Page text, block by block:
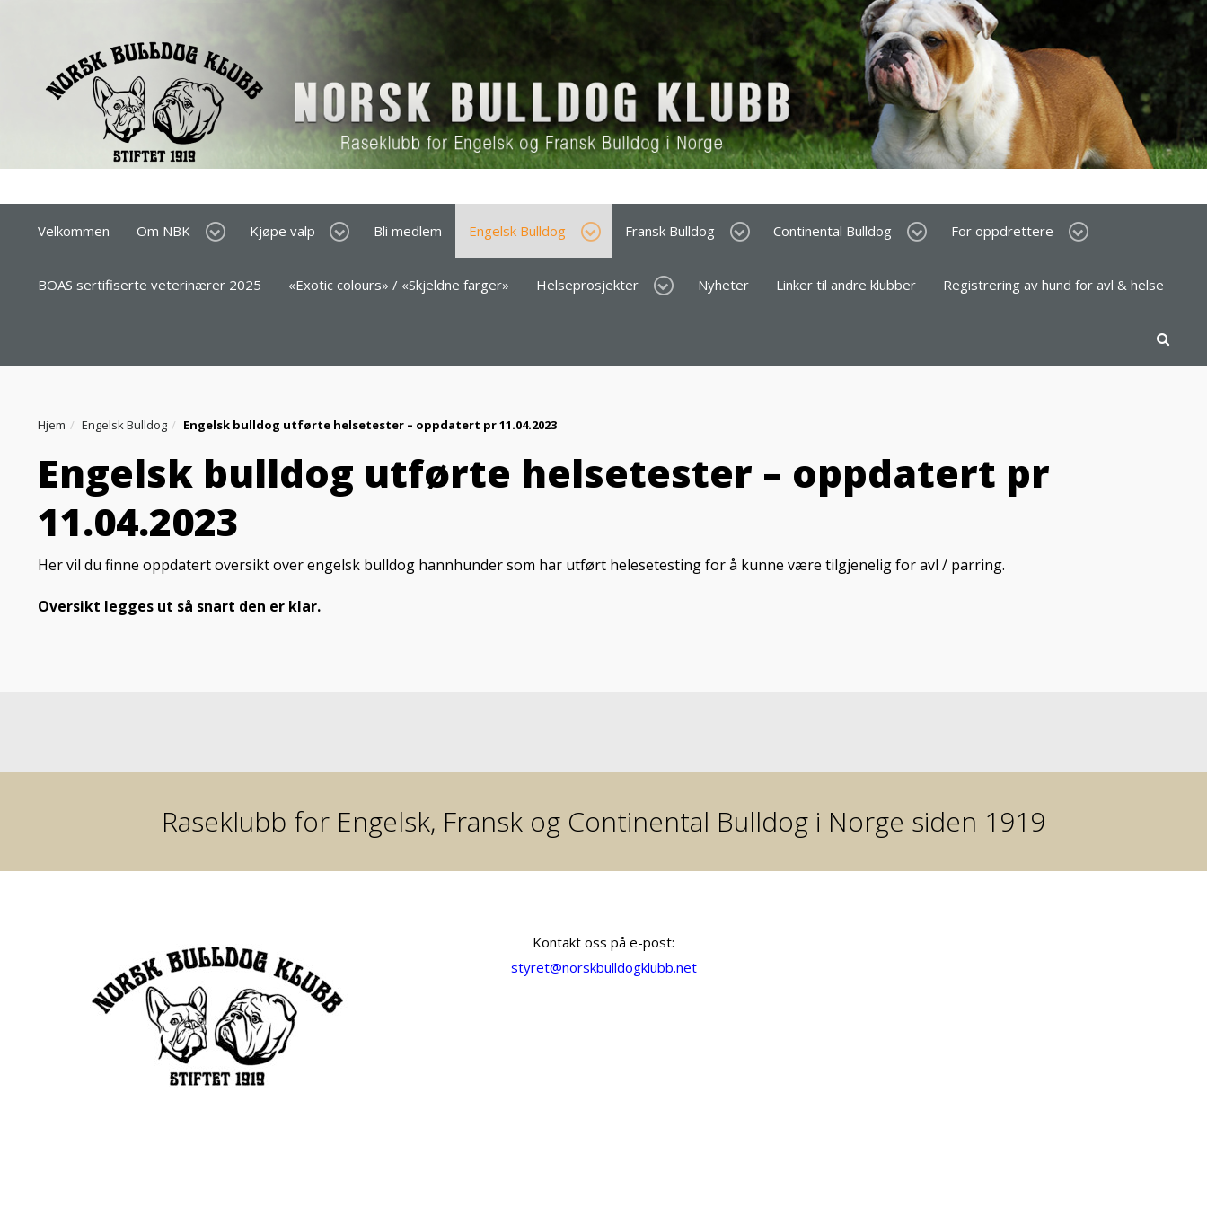
Velkommen Om NBK Kjøpe valp Bli medlem Engelsk Bulldog Fransk Bulldog Continental Bulldog For oppdrettere
BOAS sertifiserte veterinærer 2025 «Exotic colours» / «Skjeldne farger» Helseprosjekter Nyheter Linker til andre klubber Registrering av hund for avl & helse
Hjem Engelsk Bulldog Engelsk bulldog utførte helsetester – oppdatert pr 11.04.2023
Engelsk bulldog utførte helsetester – oppdatert pr
11.04.2023
Her vil du finne oppdatert oversikt over engelsk bulldog hannhunder som har utført helesetesting for å kunne være tilgjenelig for avl / parring.
Oversikt legges ut så snart den er klar.
Raseklubb for Engelsk, Fransk og Continental Bulldog i Norge siden 1919
Kontakt oss på e-post:
styret@norskbulldogklubb.net